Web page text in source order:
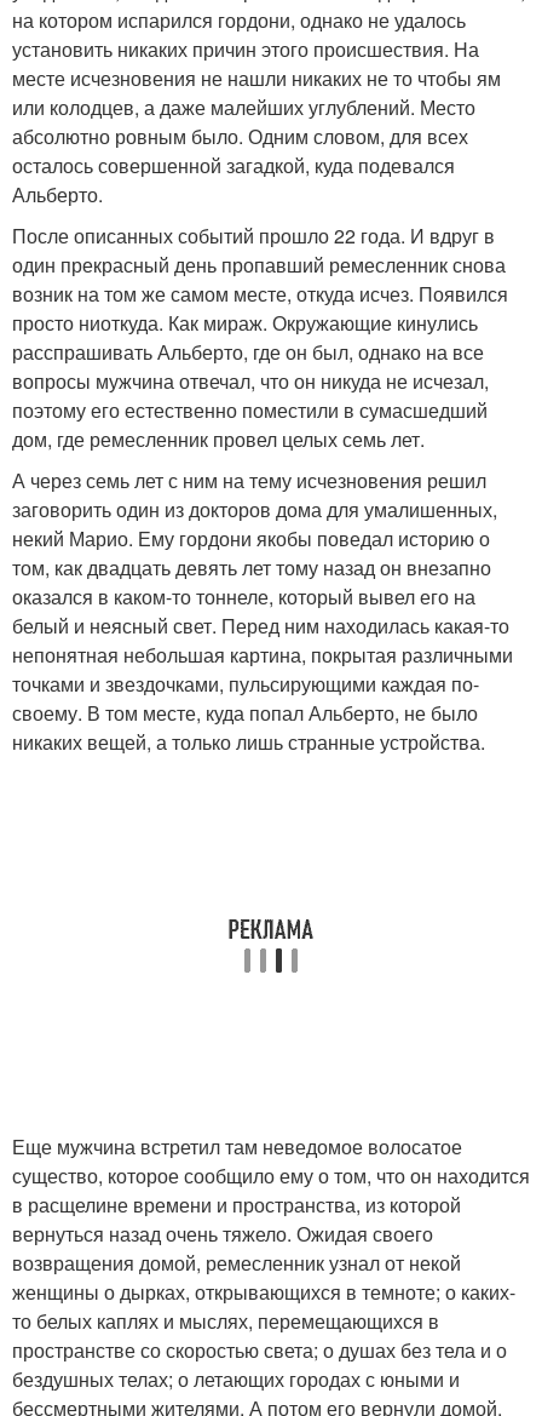
на котором испарился гордони, однако не удалось
установить никаких причин этого происшествия. На
месте исчезновения не нашли никаких не то чтобы ям
или колодцев, а даже малейших углублений. Место
абсолютно ровным было. Одним словом, для всех
осталось совершенной загадкой, куда подевался
Альберто.
После описанных событий прошло 22 года. И вдруг в
один прекрасный день пропавший ремесленник снова
возник на том же самом месте, откуда исчез. Появился
просто ниоткуда. Как мираж. Окружающие кинулись
расспрашивать Альберто, где он был, однако на все
вопросы мужчина отвечал, что он никуда не исчезал,
поэтому его естественно поместили в сумасшедший
дом, где ремесленник провел целых семь лет.
А через семь лет с ним на тему исчезновения решил
заговорить один из докторов дома для умалишенных,
некий Марио. Ему гордони якобы поведал историю о
том, как двадцать девять лет тому назад он внезапно
оказался в каком-то тоннеле, который вывел его на
белый и неясный свет. Перед ним находилась какая-то
непонятная небольшая картина, покрытая различными
точками и звездочками, пульсирующими каждая по-
своему. В том месте, куда попал Альберто, не было
никаких вещей, а только лишь странные устройства.
Еще мужчина встретил там неведомое волосатое
существо, которое сообщило ему о том, что он находится
в расщелине времени и пространства, из которой
вернуться назад очень тяжело. Ожидая своего
возвращения домой, ремесленник узнал от некой
женщины о дырках, открывающихся в темноте; о каких-
то белых каплях и мыслях, перемещающихся в
пространстве со скоростью света; о душах без тела и о
бездушных телах; о летающих городах с юными и
бессмертными жителями. А потом его вернули домой.